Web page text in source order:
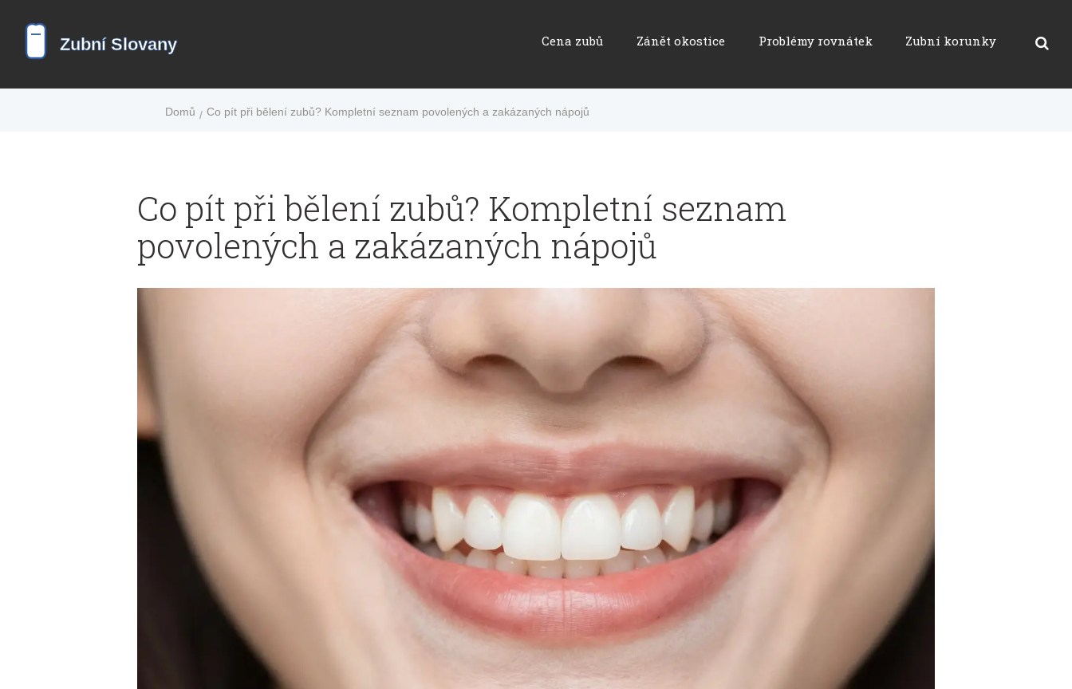
Cena zubů Zánět okostice Problémy rovnátek Zubní korunky
Domů Co pít při bělení zubů? Kompletní seznam povolených a zakázaných nápojů
Co pít při bělení zubů? Kompletní seznam
povolených a zakázaných nápojů